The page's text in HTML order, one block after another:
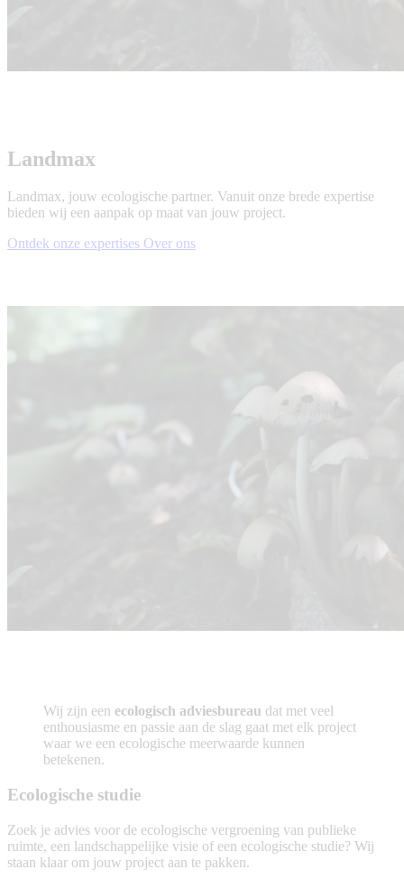
Landmax
Landmax, jouw ecologische partner. Vanuit onze brede expertise
bieden wij een aanpak op maat van jouw project.
Ontdek onze expertises Over ons
Wij zijn een ecologisch adviesbureau dat met veel
enthousiasme en passie aan de slag gaat met elk project
waar we een ecologische meerwaarde kunnen
betekenen.
Ecologische studie
Zoek je advies voor de ecologische vergroening van publieke
ruimte, een landschappelijke visie of een ecologische studie? Wij
staan klaar om jouw project aan te pakken.